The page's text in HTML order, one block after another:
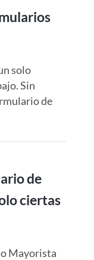
solo
Sin
de
de
ciertas
Mayorista